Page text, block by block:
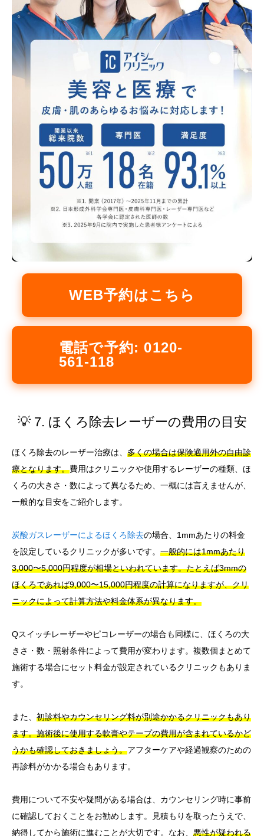
WEB予約はこちら
電話で予約: 0120-
561-118
💡 7. ほくろ除去レーザーの費用の目安
ほくろ除去のレーザー治療は、 多くの場合は保険適用外の自由診
療となります。費用はクリニックや使用するレーザーの種類、ほ
くろの大きさ・数によって異なるため、一概には言えませんが、
一般的な目安をご紹介します。
炭酸ガスレーザーによるほくろ除去の場合、1mmあたりの料金
を設定しているクリニックが多いです。 一般的には1mmあたり
3,000〜5,000円程度が相場といわれています。たとえば3mmの
ほくろであれば9,000〜15,000円程度の計算になりますが、クリ
ニックによって計算方法や料金体系が異なります。
Qスイッチレーザーやピコレーザーの場合も同様に、ほくろの大
きさ・数・照射条件によって費用が変わります。複数個まとめて
施術する場合にセット料金が設定されているクリニックもありま
す。
また、 初診料やカウンセリング料が別途かかるクリニックもあり
ます。施術後に使用する軟膏やテープの費用が含まれているかど
うかも確認しておきましょう。アフターケアや経過観察のための
再診料がかかる場合もあります。
費用について不安や疑問がある場合は、カウンセリング時に事前
に確認しておくことをお勧めします。見積もりを取ったうえで、
納得してから施術に進むことが大切です。なお、 悪性が疑われる